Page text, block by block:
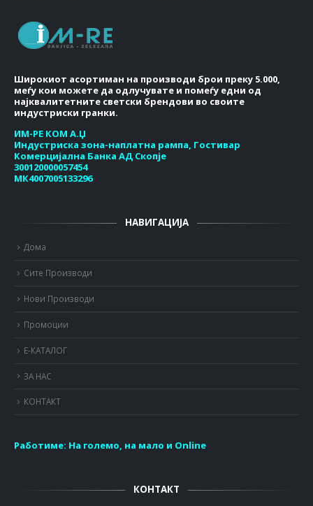
Широкиот асортиман на производи брои преку 5.000,
меѓу кои можете да одлучувате и помеѓу едни од
најквалитетните светски брендови во своите
индустриски гранки.
ИМ-РЕ КОМ А.Џ
Индустриска зона-наплатна рампа, Гостивар
Комерцијална Банка АД Скопје
300120000057454
МК4007005133296
НАВИГАЦИЈА
Дома
Сите Производи
Нови Производи
Промоции
Е-КАТАЛОГ
ЗА НАС
КОНТАКТ
Работиме: На големо, на мало и Online
КОНТАКТ